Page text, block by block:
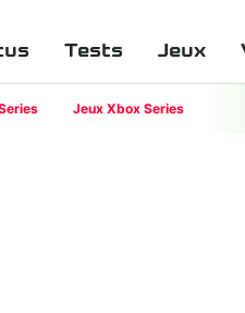
Tests Jeux
Jeux Xbox Series